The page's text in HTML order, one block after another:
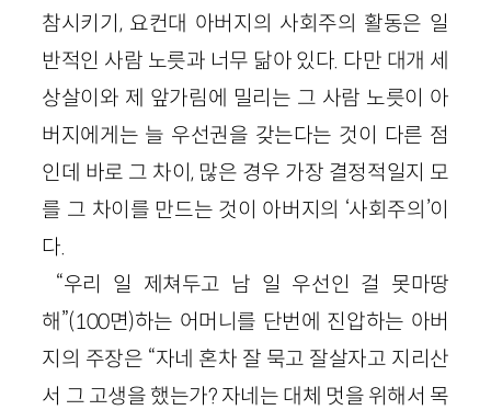
참시키기, 요컨대 아버지의 사회주의 활동은 일
반적인 사람 노릇과 너무 닮아 있다. 다만 대개 세
상살이와 제 앞가림에 밀리는 그 사람 노릇이 아
버지에게는 늘 우선권을 갖는다는 것이 다른 점
인데 바로 그 차이, 많은 경우 가장 결정적일지 모
를 그 차이를 만드는 것이 아버지의 ‘사회주의’이
다.
“우리 일 제쳐두고 남 일 우선인 걸 못마땅
해”(100면)하는 어머니를 단번에 진압하는 아버
지의 주장은 “자네 혼차 잘 묵고 잘살자고 지리산
서 그 고생을 했는가? 자네는 대체 멋을 위해서 목